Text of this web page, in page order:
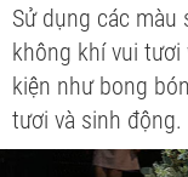
Sử dụng các màu
không khí vui tươi
kiện như bong
tươi và sinh động.